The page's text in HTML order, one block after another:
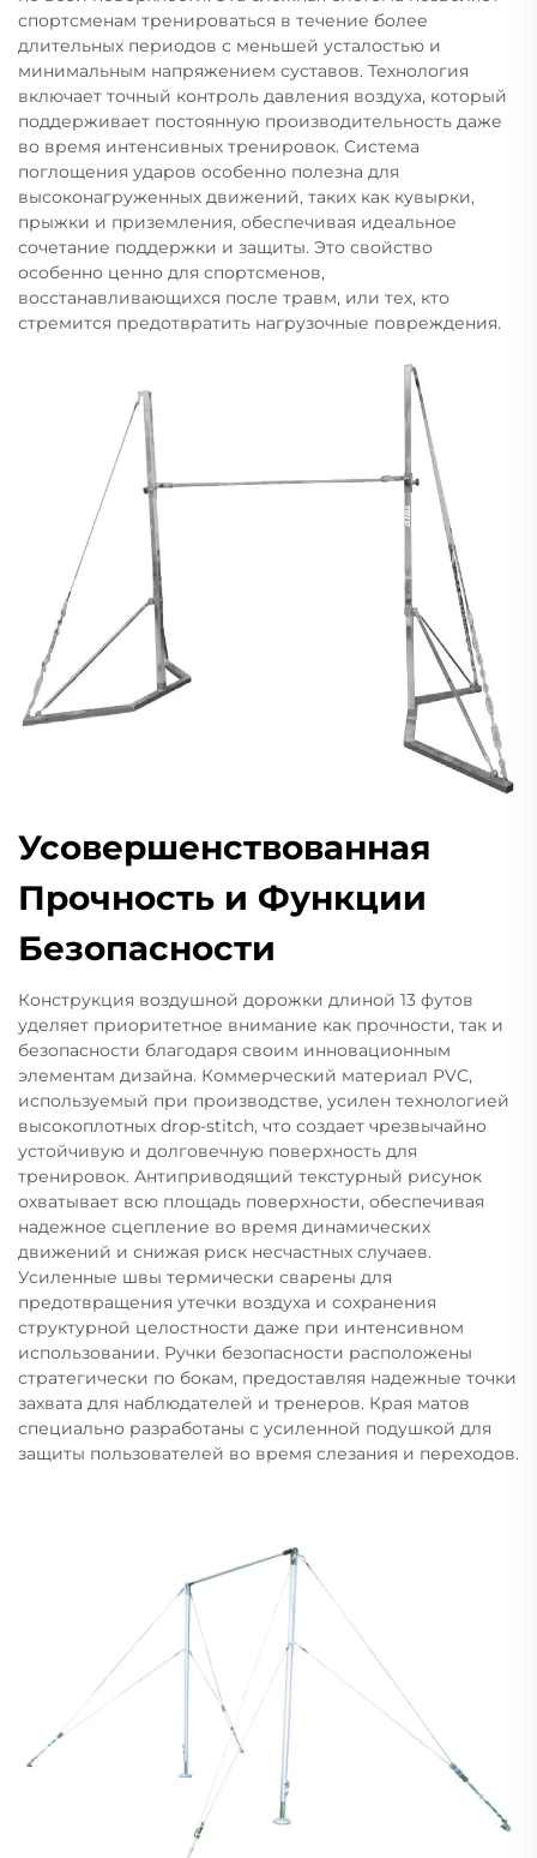
спортсменам тренироваться в течение более
длительных периодов с меньшей усталостью и
минимальным напряжением суставов. Технология
включает точный контроль давления воздуха, который
поддерживает постоянную производительность даже
во время интенсивных тренировок. Система
поглощения ударов особенно полезна для
высоконагруженных движений, таких как кувырки,
прыжки и приземления, обеспечивая идеальное
сочетание поддержки и защиты. Это свойство
особенно ценно для спортсменов,
восстанавливающихся после травм, или тех, кто
стремится предотвратить нагрузочные повреждения.
Усовершенствованная
Прочность и Функции
Безопасности
Конструкция воздушной дорожки длиной 13 футов
уделяет приоритетное внимание как прочности, так и
безопасности благодаря своим инновационным
элементам дизайна. Коммерческий материал PVC,
используемый при производстве, усилен технологией
высокоплотных drop-stitch, что создает чрезвычайно
устойчивую и долговечную поверхность для
тренировок. Антиприводящий текстурный рисунок
охватывает всю площадь поверхности, обеспечивая
надежное сцепление во время динамических
движений и снижая риск несчастных случаев.
Усиленные швы термически сварены для
предотвращения утечки воздуха и сохранения
структурной целостности даже при интенсивном
использовании. Ручки безопасности расположены
стратегически по бокам, предоставляя надежные точки
захвата для наблюдателей и тренеров. Края матов
специально разработаны с усиленной подушкой для
защиты пользователей во время слезания и переходов.